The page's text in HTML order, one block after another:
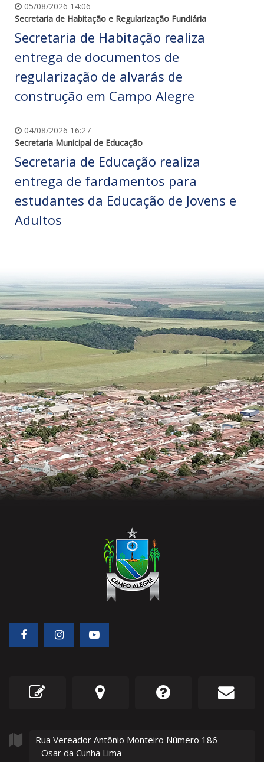
05/08/2026 14:06
Secretaria de Habitação e Regularização Fundiária
Secretaria de Habitação realiza
entrega de documentos de
regularização de alvarás de
construção em Campo Alegre
04/08/2026 16:27
Secretaria Municipal de Educação
Secretaria de Educação realiza
entrega de fardamentos para
estudantes da Educação de Jovens e
Adultos
Rua Vereador Antônio Monteiro Número 186
- Osar da Cunha Lima